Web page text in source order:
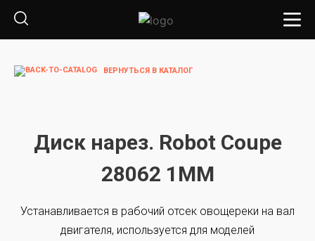
ВЕРНУТЬСЯ В КАТАЛОГ
Диск нарез. Robot Coupe
28062 1ММ
Устанавливается в рабочий отсек овощереки на вал
двигателя, используется для моделей